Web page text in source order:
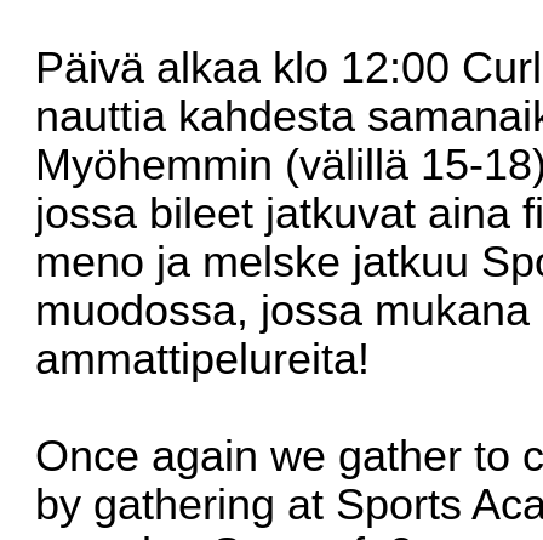
Päivä alkaa klo 12:00
nauttia kahdesta
Myöhemmin (välillä 15-
jossa bileet jatkuvat aina
meno ja melske jatkuu
muodossa, jossa
ammattipelureita!
Once again we gather to
by gathering at Sports